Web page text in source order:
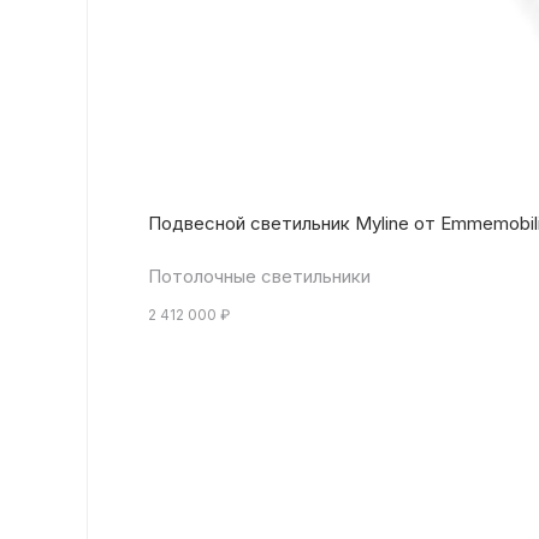
Подвесной светильник Myline от
Потолочные светильники
2 412 000 ₽